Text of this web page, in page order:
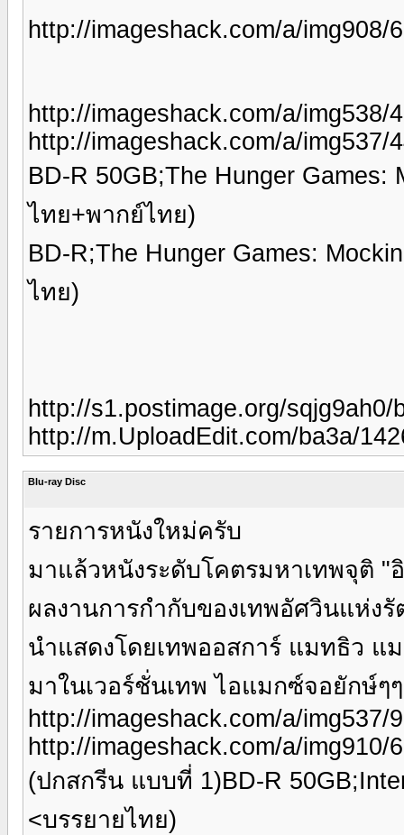
http://imageshack.com/a/img908/
http://imageshack.com/a/img538/
http://imageshack.com/a/img537/
BD-R 50GB;The Hunger Games:
ไทย+พากย์ไทย)
BD-R;The Hunger Games:
ไทย)
http://s1.postimage.org/sqjg9ah0/
http://m.UploadEdit.com/ba3a/
Blu-ray Disc
รายการหนังใหม่ครับ
มาแล้วหนังระดับโคตรมหาเทพจุติ "
ผลงานการกำกับของเทพอัศวินแห่ง
นำแสดงโดยเทพออสการ์ แมทธิว แ
มาในเวอร์ชั่นเทพ ไอแมกซ์จอยักษ์ๆ
http://imageshack.com/a/img537/
http://imageshack.com/a/img910/
(ปกสกรีน แบบที่ 1)BD-R
<บรรยายไทย)